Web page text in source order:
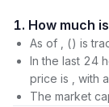
As of , () is
In the last 24
price is , with
The market